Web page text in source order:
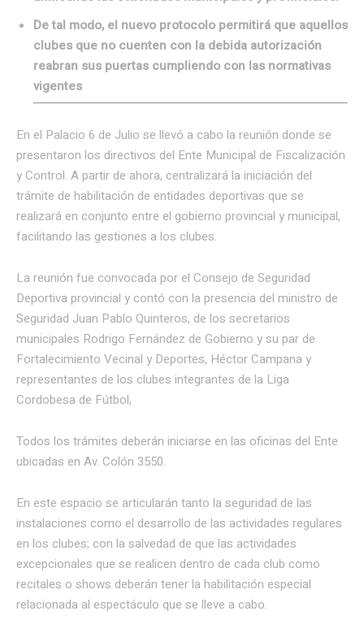
De tal modo, el nuevo protocolo permitirá que aquellos
clubes que no cuenten con la debida autorización
reabran sus puertas cumpliendo con las normativas
vigentes
En el Palacio 6 de Julio se llevó a cabo la reunión donde se
presentaron los directivos del Ente Municipal de Fiscalización
y Control. A partir de ahora, centralizará la iniciación del
trámite de habilitación de entidades deportivas que se
realizará en conjunto entre el gobierno provincial y municipal,
facilitando las gestiones a los clubes.
La reunión fue convocada por el Consejo de Seguridad
Deportiva provincial y contó con la presencia del ministro de
Seguridad Juan Pablo Quinteros, de los secretarios
municipales Rodrigo Fernández de Gobierno y su par de
Fortalecimiento Vecinal y Deportes, Héctor Campana y
representantes de los clubes integrantes de la Liga
Cordobesa de Fútbol,
Todos los trámites deberán iniciarse en las oficinas del Ente
ubicadas en Av. Colón 3550.
En este espacio se articularán tanto la seguridad de las
instalaciones como el desarrollo de las actividades regulares
en los clubes; con la salvedad de que las actividades
excepcionales que se realicen dentro de cada club como
recitales o shows deberán tener la habilitación especial
relacionada al espectáculo que se lleve a cabo.